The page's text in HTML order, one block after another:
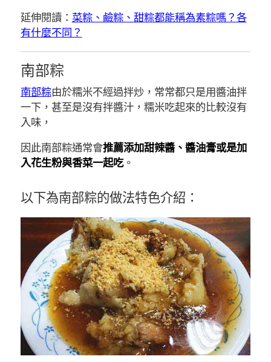
延伸閱讀： 菜粽、鹼粽、甜粽都能稱為素粽嗎？各
有什麼不同？
南部粽
南部粽由於糯米不經過拌炒，常常都只是用醬油拌
一下，甚至是沒有拌醬汁，糯米吃起來的比較沒有
入味，
因此南部粽通常會推薦添加甜辣醬、醬油膏或是加
入花生粉與香菜一起吃。
以下為南部粽的做法特色介紹：